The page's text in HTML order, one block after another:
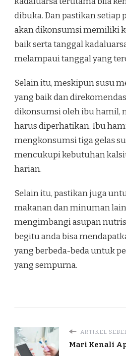
dibuka. Dan pastikan setiap
akan dikonsumsi memiliki
baik serta tanggal
melampaui tanggal yang
Selain itu, meskipun susu
yang baik dan
dikonsumsi oleh ibu hamil,
harus diperhatikan. Ibu
mengkonsumsi tiga gelas
mencukupi kebutuhan
harian.
Selain itu, pastikan juga
makanan dan minuman
mengimbangi asupan
begitu anda bisa
yang berbeda-beda untuk
yang sempurna.
ARTIKEL
Mari Kenali